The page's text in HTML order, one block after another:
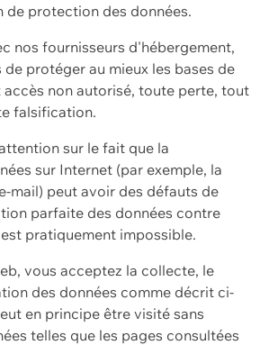
de protection des données.
nos fournisseurs d'hébergement,
protéger au mieux les bases de
non autorisé, toute perte, tout
falsification.
sur le fait que la
sur Internet (par exemple, la
mail) peut avoir des défauts de
parfaite des données contre
pratiquement impossible.
vous acceptez la collecte, le
des données comme décrit ci-
en principe être visité sans
telles que les pages consultées